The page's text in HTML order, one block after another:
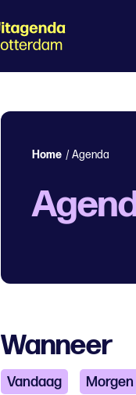
Home /Agenda
Wanneer
Vandaag Morgen